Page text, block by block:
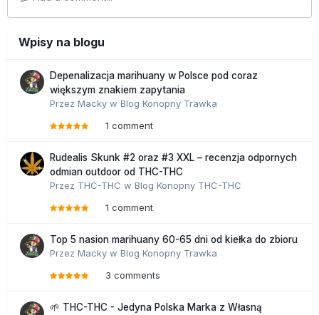
Wpisy na blogu
Depenalizacja marihuany w Polsce pod coraz
większym znakiem zapytania
Przez Macky w Blog Konopny Trawka
1 comment
Rudealis Skunk #2 oraz #3 XXL – recenzja odpornych
odmian outdoor od THC-THC
Przez THC-THC w Blog Konopny THC-THC
1 comment
Top 5 nasion marihuany 60-65 dni od kiełka do zbioru
Przez Macky w Blog Konopny Trawka
3 comments
🌱 THC-THC - Jedyna Polska Marka z Własną